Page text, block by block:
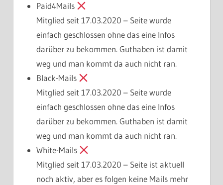
Paid4Mails
Mitglied seit 17.03.2020 – Seite wurde
einfach geschlossen ohne das eine Infos
darüber zu bekommen. Guthaben ist damit
weg und man kommt da auch nicht ran.
Black-Mails
Mitglied seit 17.03.2020 – Seite wurde
einfach geschlossen ohne das eine Infos
darüber zu bekommen. Guthaben ist damit
weg und man kommt da auch nicht ran.
White-Mails
Mitglied seit 17.03.2020 – Seite ist aktuell
noch aktiv, aber es folgen keine Mails mehr